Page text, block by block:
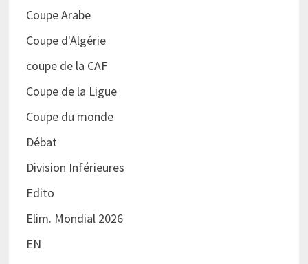
Coupe Arabe
Coupe d'Algérie
coupe de la CAF
Coupe de la Ligue
Coupe du monde
Débat
Division Inférieures
Edito
Elim. Mondial 2026
EN